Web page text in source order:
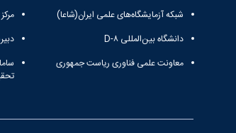
شبکه آزمایشگاه‌های علمی ایران(شاعا)
دانشگاه بین‌المللی D-۸
معاونت علمی فناوری ریاست جمهوری